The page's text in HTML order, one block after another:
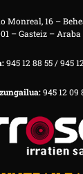
Monreal, 16 –
– Gasteiz – Araba
945 12 88 55 / 945
945 12 09